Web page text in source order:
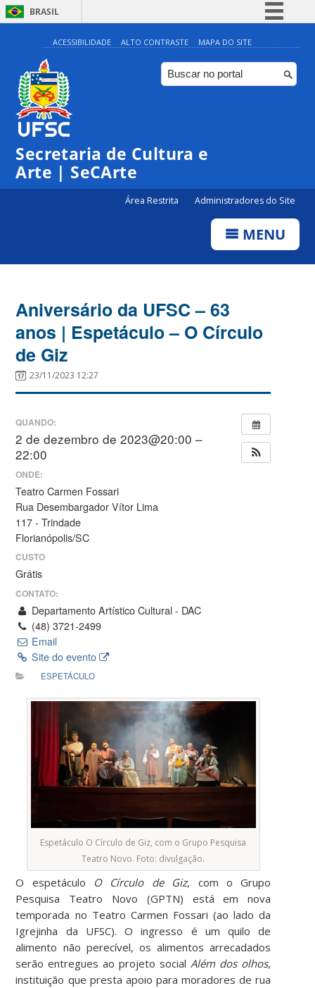
BRASIL
Simplifique!
Comunica BR
Participe
ACESSIBILIDADE ALTO CONTRASTE MAPA DO SITE
Secretaria de Cultura e
Arte | SeCArte
Área Restrita Administradores do Site
MENU
Aniversário da UFSC – 63
anos | Espetáculo – O Círculo
de Giz
23/11/2023 12:27
QUANDO:
2 de dezembro de 2023@20:00 –
22:00
ONDE:
Teatro Carmen Fossari
Rua Desembargador Vítor Lima
117 - Trindade
Florianópolis/SC
CUSTO
Grátis
CONTATO:
Departamento Artístico Cultural - DAC
(48) 3721-2499
Email
Site do evento
ESPETÁCULO
Espetáculo O Círculo de Giz, com o Grupo Pesquisa
Teatro Novo. Foto: divulgação.
O espetáculo O Círculo de Giz, com o Grupo
Pesquisa Teatro Novo (GPTN) está em nova
temporada no Teatro Carmen Fossari (ao lado da
Igrejinha da UFSC). O ingresso é um quilo de
alimento não perecível, os alimentos arrecadados
serão entregues ao projeto socialAlém dos olhos,
instituição que presta apoio para moradores de rua